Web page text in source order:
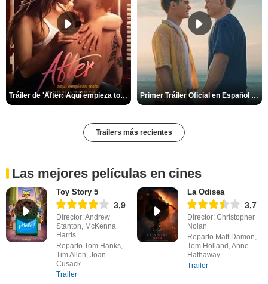
Tráiler de 'After: Aquí empieza todo' Primer Tráiler Oficial en Español de 'Heartstopper Forever'
Trailers más recientes
Las mejores películas en cines
Toy Story 5
3,9
Director: Andrew
Stanton, McKenna
Harris
Reparto Tom Hanks,
Tim Allen, Joan
Cusack
Trailer
La Odisea
3,7
Director: Christopher
Nolan
Reparto Matt Damon,
Tom Holland, Anne
Hathaway
Trailer